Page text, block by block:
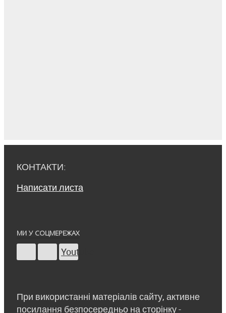
КОНТАКТИ:
Написати листа
МИ У СОЦМЕРЕЖАХ
Youtube
При використанні матеріалів сайту, активне
посилання безпосередньо на сторінку -